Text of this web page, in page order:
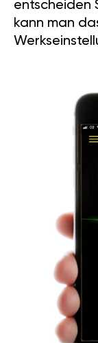
entscheiden
kann man